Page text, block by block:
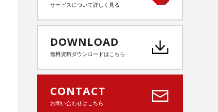
サービスについて詳しく見る
DOWNLOAD
無料資料ダウンロードはこちら
CONTACT
お問い合わせはこちら